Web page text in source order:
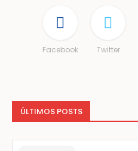
Facebook Twitter
ÚLTIMOS POSTS